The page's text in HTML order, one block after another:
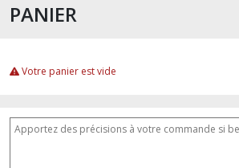
PANIER
Votre panier est vide